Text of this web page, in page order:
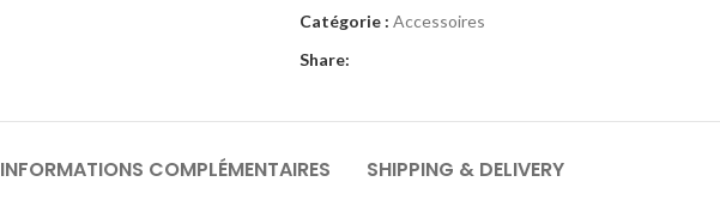
Catégorie : Accessoires
Share:
INFORMATIONS COMPLÉMENTAIRES SHIPPING & DELIVERY